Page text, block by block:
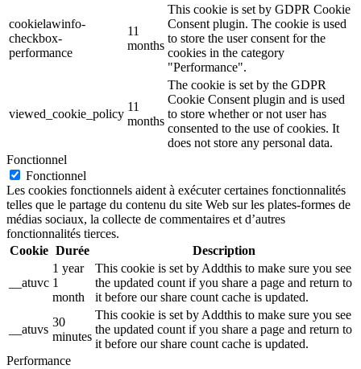
cookielawinfo-
checkbox-
performance
11
months
This cookie is set by GDPR Cookie
Consent plugin. The cookie is used
to store the user consent for the
cookies in the category
"Performance".
viewed_cookie_policy
11
months
The cookie is set by the GDPR
Cookie Consent plugin and is used
to store whether or not user has
consented to the use of cookies. It
does not store any personal data.
Fonctionnel
Fonctionnel
Les cookies fonctionnels aident à exécuter certaines fonctionnalités
telles que le partage du contenu du site Web sur les plates-formes de
médias sociaux, la collecte de commentaires et d’autres
fonctionnalités tierces.
Cookie Durée Description
__atuvc
1 year
1
month
This cookie is set by Addthis to make sure you see
the updated count if you share a page and return to
it before our share count cache is updated.
__atuvs
30
minutes
This cookie is set by Addthis to make sure you see
the updated count if you share a page and return to
it before our share count cache is updated.
Performance